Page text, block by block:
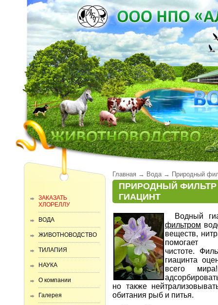
ЗАКАЗАТЬ
ХЛОРЕЛЛУ
ВОДА
ЖИВОТНОВОДСТВО
ТИЛАПИЯ
НАУКА
О компании
Галерея
Главная → Вода→ Природный
ПРИРОДНЫЙ
ГИАЦИНТ
Водный
фильтром
веществ,
чистоте.
гиацинта
всего
но также
обитания рыб и питья.